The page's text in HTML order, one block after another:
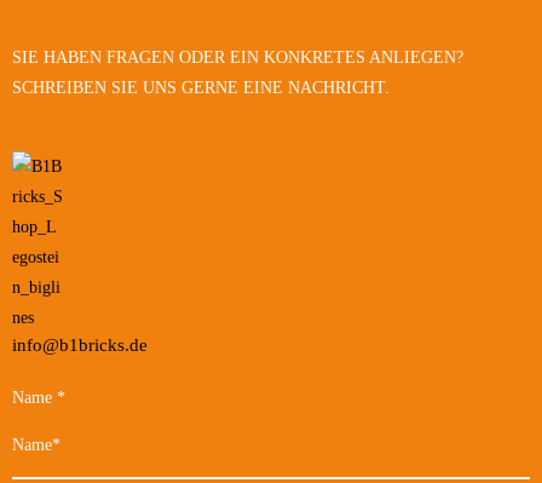
SIE HABEN FRAGEN ODER EIN KONKRETES ANLIEGEN?
SCHREIBEN SIE UNS GERNE EINE NACHRICHT.
info@b1bricks.de
Name *